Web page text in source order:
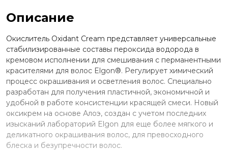
Описание
Окислитель Oxidant Cream представляет универсальные
стабилизированные составы пероксида водорода в
кремовом исполнении для смешивания с перманентными
красителями для волос Elgon®. Регулирует химический
процесс окрашивания и осветления волос. Специально
разработан для получения пластичной, экономичной и
удобной в работе консистенции красящей смеси. Новый
оксикрем на основе Алоэ, создан с учетом последних
изысканий лабораторий Elgon для еще более мягкого и
деликатного окрашивания волос, для превосходного
блеска и безупречности волос.